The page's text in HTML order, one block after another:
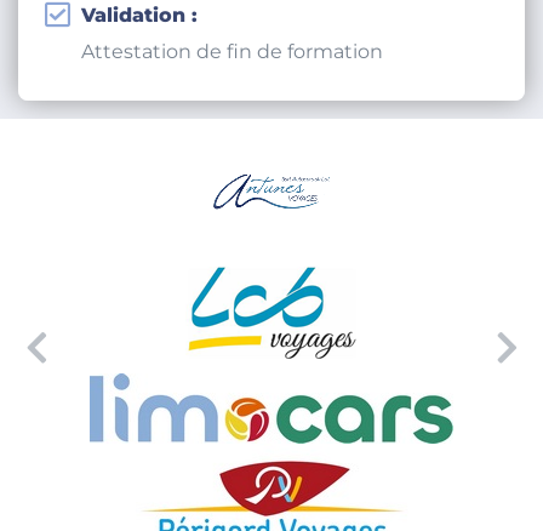
Validation :
Attestation de fin de formation
Précédent